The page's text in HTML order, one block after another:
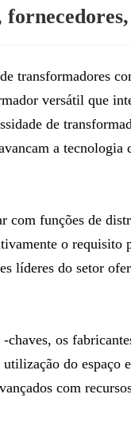
transformadores
versátil que
de
a
funções de
o requisito
líderes do setor
os
do espaço
com